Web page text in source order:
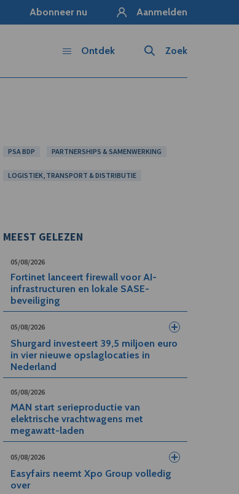
Abonneer nu Aanmelden
Zoek
Ontdek
PSA BDP PARTNERSHIPS & SAMENWERKING
LOGISTIEK, TRANSPORT & DISTRIBUTIE
MEEST GELEZEN
05/08/2026
Fortinet lanceert firewall voor AI-
infrastructuren en lokale SASE-
beveiliging
05/08/2026
Shurgard investeert 39,5 miljoen euro
in vier nieuwe opslaglocaties in
Nederland
05/08/2026
MAN start serieproductie van
elektrische vrachtwagens met
megawatt-laden
05/08/2026
Easyfairs neemt Xpo Group volledig
over